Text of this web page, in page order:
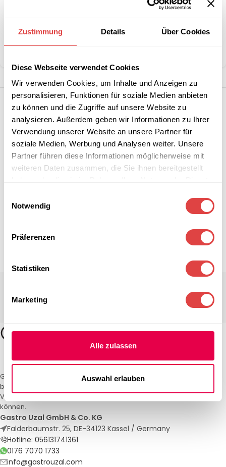
Zustimmung Details Über Cookies
Diese Webseite verwendet Cookies
Wir verwenden Cookies, um Inhalte und Anzeigen zu
personalisieren, Funktionen für soziale Medien anbieten
zu können und die Zugriffe auf unsere Website zu
analysieren. Außerdem geben wir Informationen zu Ihrer
Verwendung unserer Website an unsere Partner für
soziale Medien, Werbung und Analysen weiter. Unsere
Partner führen diese Informationen möglicherweise mit
weiteren Daten zusammen, die Sie ihnen bereitgestellt
Notwendig
Präferenzen
Statistiken
Marketing
Alle zulassen
Auswahl erlauben
Marke:Gastro Uzal
Gastro Uzal – Ihr Spezialist für Gastronomiemöbel und -textilien. Wir
bieten maßgeschneiderte Lösungen für Restaurants, Hotels und
Veranstaltungen. Qualität und Service, auf die Sie sich verlassen
können.
Gastro Uzal GmbH & Co. KG
Falderbaumstr. 25, DE-34123 Kassel / Germany
Hotline: 056131741361
0176 7070 1733
info@gastrouzal.com